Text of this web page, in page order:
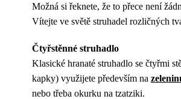
Možná si řeknete, že to přece není
Vítejte ve světě struhadel rozličných
Čtyřstěnné struhadlo
Klasické hranaté struhadlo se čtyřmi
kapky) využijete především na
nebo třeba okurku na tzatziki.